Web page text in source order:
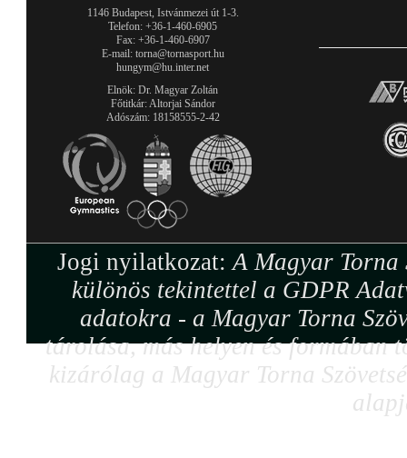
1146 Budapest, Istvánmezei út 1-3.
Telefon: +36-1-460-6905
Fax: +36-1-460-6907
E-mail: torna@tornasport.hu
hungym@hu.inter.net
Elnök: Dr. Magyar Zoltán
Főtitkár: Altorjai Sándor
Adószám: 18158555-2-42
Jogi nyilatkozat:A Magyar Torna
különös tekintettel a GDPR
adatokra - a Magyar Torna
tárolása, más helyen és formában
kizárólag a Magyar Torna